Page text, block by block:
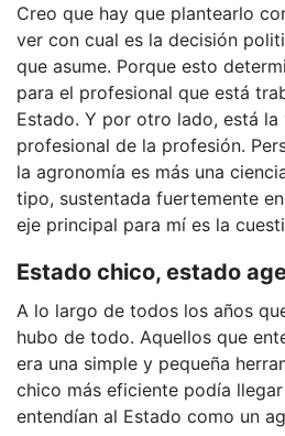
Creo que hay que plantearlo
ver con cual es la decisión
que asume. Porque esto
para el profesional que está
Estado. Y por otro lado, está la
profesional de la profesión.
la agronomía es más una
tipo, sustentada fuertemente
eje principal para mí es la
Estado chico, estado
A lo largo de todos los años
hubo de todo. Aquellos que
era una simple y pequeña
chico más eficiente podía
entendían al Estado como un